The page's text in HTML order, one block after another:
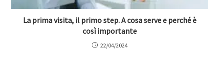
La prima visita, il primo step. A cosa serve e perché è
così importante
22/04/2024